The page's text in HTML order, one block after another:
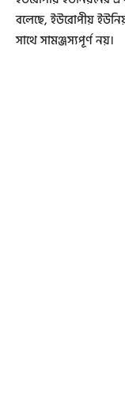
বলেছে, ইউরোপীয়
সাথে সামঞ্জস্যপূর্ণ নয়।